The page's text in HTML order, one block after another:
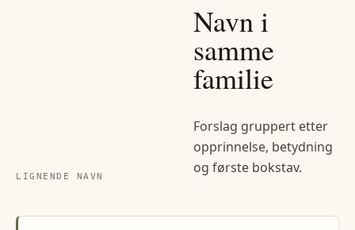
LIGNENDE NAVN
Navn i
samme
familie
Forslag gruppert etter
opprinnelse, betydning
og første bokstav.